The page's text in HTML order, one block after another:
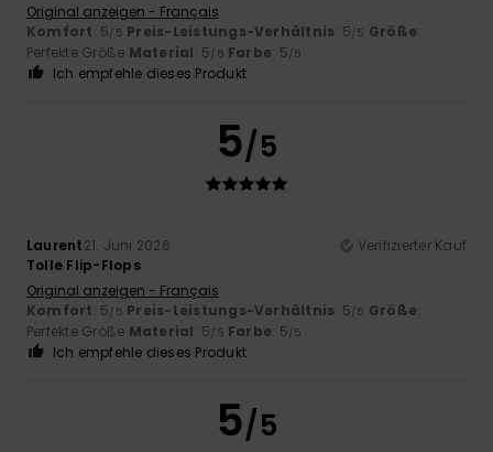
Original anzeigen - Français
Komfort: 5/5 Preis-Leistungs-Verhältnis: 5/5 Größe:
Perfekte Größe Material: 5/5 Farbe: 5/5
Ich empfehle dieses Produkt
5/5
Laurent21. Juni 2026
Verifizierter Kauf
Tolle Flip-Flops
Original anzeigen - Français
Komfort: 5/5 Preis-Leistungs-Verhältnis: 5/5 Größe:
Perfekte Größe Material: 5/5 Farbe: 5/5
Ich empfehle dieses Produkt
5/5